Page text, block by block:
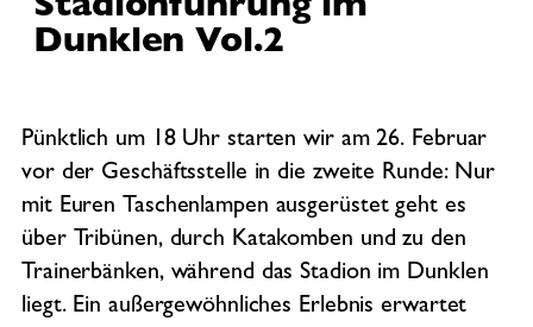
Stadionführung im
Dunklen Vol.2
Pünktlich um 18 Uhr starten wir am 26. Februar
vor der Geschäftsstelle in die zweite Runde: Nur
mit Euren Taschenlampen ausgerüstet geht es
über Tribünen, durch Katakomben und zu den
Trainerbänken, während das Stadion im Dunklen
liegt. Ein außergewöhnliches Erlebnis erwartet